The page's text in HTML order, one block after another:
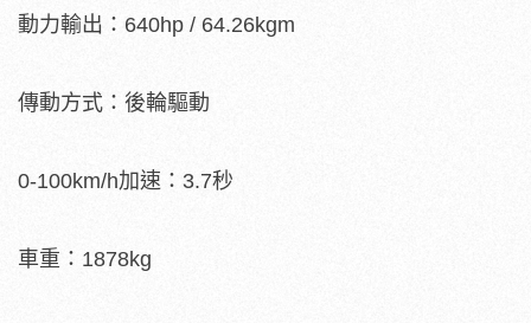
動力輸出：640hp / 64.26kgm
傳動方式：後輪驅動
0-100km/h加速：3.7秒
車重：1878kg